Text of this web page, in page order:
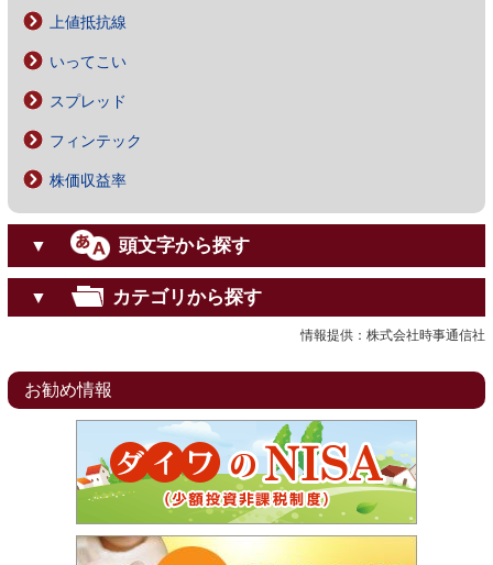
上値抵抗線
いってこい
スプレッド
フィンテック
株価収益率
▼ 頭文字から探す
▼ カテゴリから探す
情報提供：株式会社時事通信社
お勧め情報